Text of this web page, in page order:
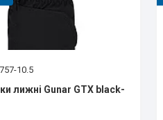
10.5
лижні Gunar GTX black-